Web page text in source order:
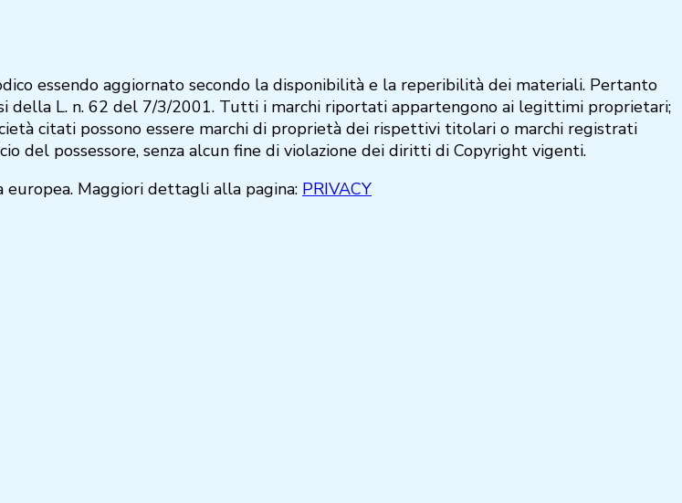
essendo aggiornato secondo la disponibilità e la reperibilità dei materiali. Pertanto
della L. n. 62 del 7/3/2001. Tutti i marchi riportati appartengono ai legittimi proprietari;
citati possono essere marchi di proprietà dei rispettivi titolari o marchi registrati
del possessore, senza alcun fine di violazione dei diritti di Copyright vigenti.
Maggiori dettagli alla pagina: PRIVACY